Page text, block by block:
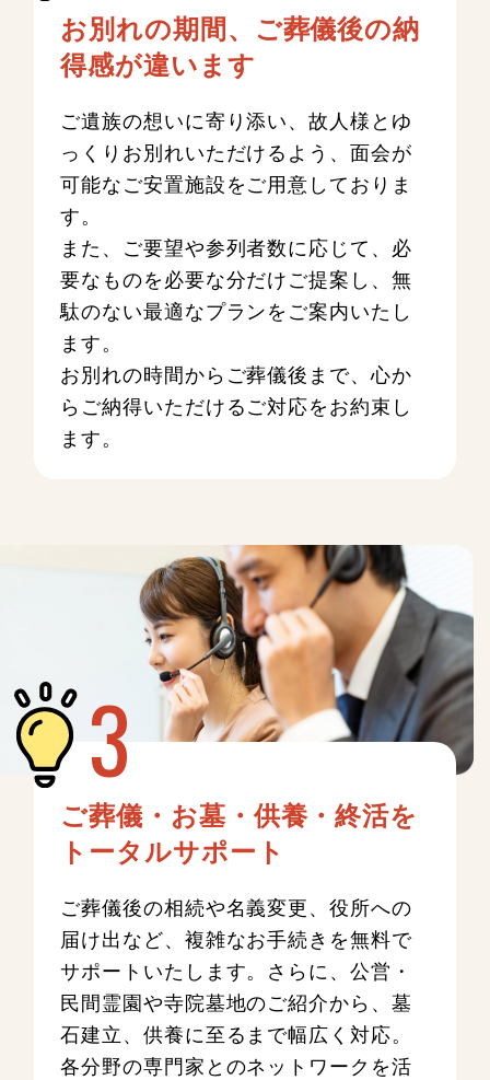
お別れの期間、ご葬儀後の納
得感が違います
ご遺族の想いに寄り添い、故人様とゆ
っくりお別れいただけるよう、面会が
可能なご安置施設をご用意しておりま
す。
また、ご要望や参列者数に応じて、必
要なものを必要な分だけご提案し、無
駄のない最適なプランをご案内いたし
ます。
お別れの時間からご葬儀後まで、心か
らご納得いただけるご対応をお約束し
ます。
ご葬儀・お墓・供養・終活を
トータルサポート
ご葬儀後の相続や名義変更、役所への
届け出など、複雑なお手続きを無料で
サポートいたします。さらに、公営・
民間霊園や寺院墓地のご紹介から、墓
石建立、供養に至るまで幅広く対応。
各分野の専門家とのネットワークを活